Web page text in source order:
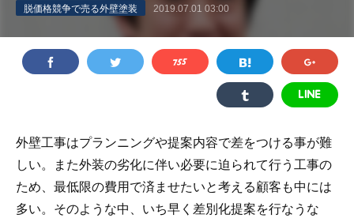
脱価格競争で売る外壁塗装 2019.07.01 03:00
外壁工事はプランニングや提案内容で差をつける事が難
しい。また外装の劣化に伴い必要に迫られて行う工事の
ため、最低限の費用で済ませたいと考える顧客も中には
多い。そのような中、いち早く差別化提案を行なうな